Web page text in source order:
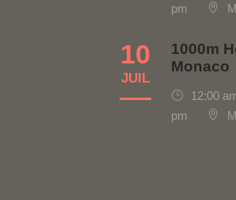
pm
10
JUIL
1000m
Monaco
12:00
pm